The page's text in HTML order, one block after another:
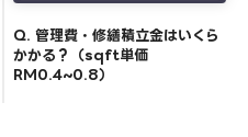
Q. 管理費・修繕積立金はいくら
かかる？（sqft単価
RM0.4~0.8）